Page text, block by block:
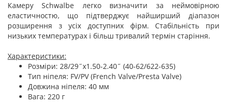
Камеру Schwalbe легко визначити за неймовірною
еластичностю, що підтверджує найширший діапазон
розширення з усіх доступних фірм. Стабільність при
низьких температурах і більш тривалий термін старіння.
Характеристики:
Розміри: 28/29˝x1.50-2.40˝ (40-62/622-635)
Тип ніпеля: FV/PV (French Valve/Presta Valve)
Довжина ніпеля: 40 мм
Вага: 220 г